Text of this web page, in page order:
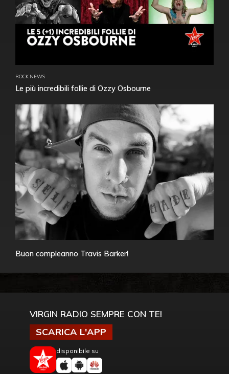
ROCK NEWS
Le più incredibili follie di Ozzy Osbourne
Buon compleanno Travis Barker!
VIRGIN RADIO SEMPRE CON TE!
SCARICA L'APP
disponibile su